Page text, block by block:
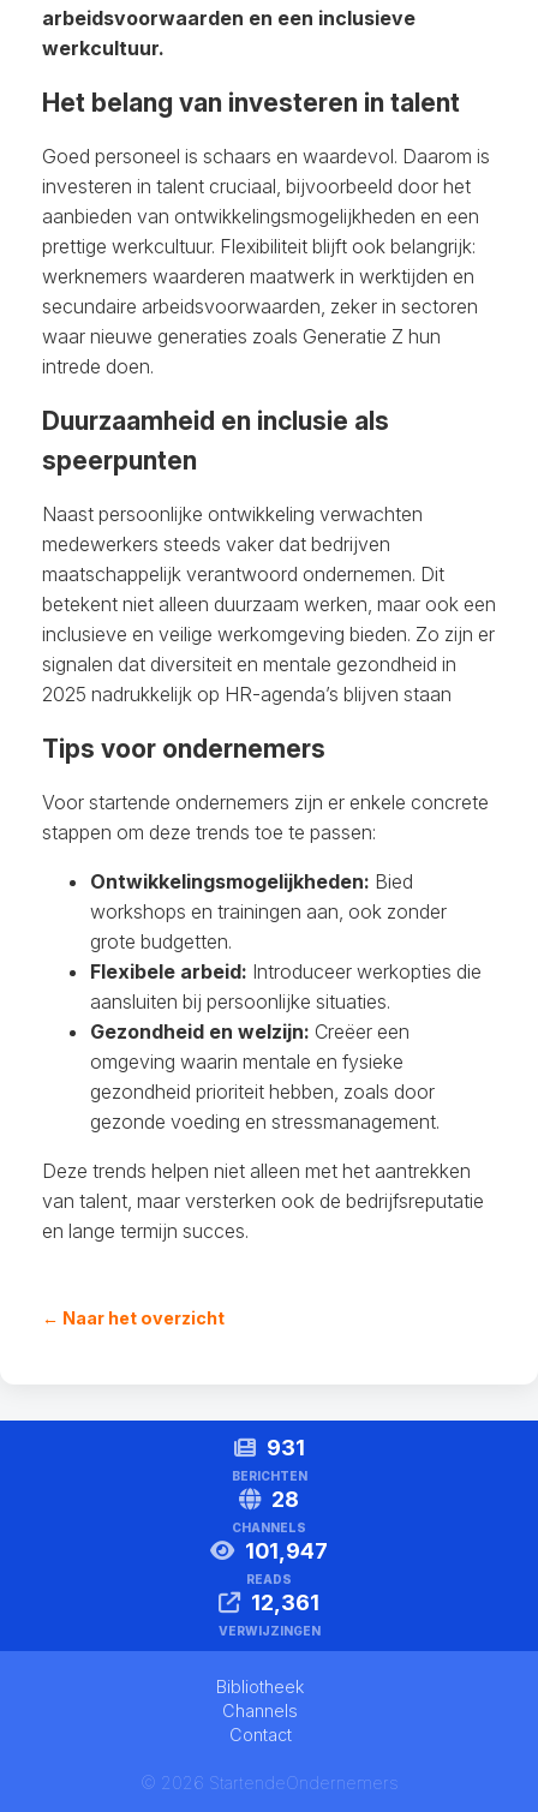
arbeidsvoorwaarden en een inclusieve
werkcultuur.
Het belang van investeren in talent
Goed personeel is schaars en waardevol. Daarom is
investeren in talent cruciaal, bijvoorbeeld door het
aanbieden van ontwikkelingsmogelijkheden en een
prettige werkcultuur. Flexibiliteit blijft ook belangrijk:
werknemers waarderen maatwerk in werktijden en
secundaire arbeidsvoorwaarden, zeker in sectoren
waar nieuwe generaties zoals Generatie Z hun
intrede doen.
Duurzaamheid en inclusie als
speerpunten
Naast persoonlijke ontwikkeling verwachten
medewerkers steeds vaker dat bedrijven
maatschappelijk verantwoord ondernemen. Dit
betekent niet alleen duurzaam werken, maar ook een
inclusieve en veilige werkomgeving bieden. Zo zijn er
signalen dat diversiteit en mentale gezondheid in
2025 nadrukkelijk op HR-agenda’s blijven staan​
Tips voor ondernemers
Voor startende ondernemers zijn er enkele concrete
stappen om deze trends toe te passen:
Ontwikkelingsmogelijkheden: Bied
workshops en trainingen aan, ook zonder
grote budgetten.
Flexibele arbeid: Introduceer werkopties die
aansluiten bij persoonlijke situaties.
Gezondheid en welzijn: Creëer een
omgeving waarin mentale en fysieke
gezondheid prioriteit hebben, zoals door
gezonde voeding en stressmanagement​.
Deze trends helpen niet alleen met het aantrekken
van talent, maar versterken ook de bedrijfsreputatie
en lange termijn succes.
← Naar het overzicht
931
BERICHTEN
28
CHANNELS
101,947
READS
12,361
VERWIJZINGEN
Bibliotheek
Channels
Contact
© 2026 StartendeOndernemers